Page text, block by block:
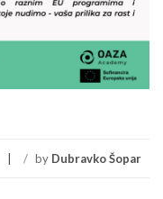
/ by Dubravko Šopar